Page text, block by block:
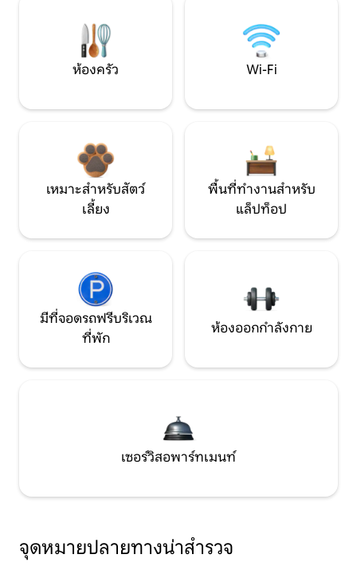
ห้องครัว Wi-Fi
เหมาะสำหรับสัตว์
เลี้ยง
พื้นที่ทำงานสำหรับ
แล็ปท็อป
มีที่จอดรถฟรีบริเวณ
ที่พัก
ห้องออกกำลังกาย
เซอร์วิสอพาร์ทเมนท์
จุดหมายปลายทางน่าสำรวจ